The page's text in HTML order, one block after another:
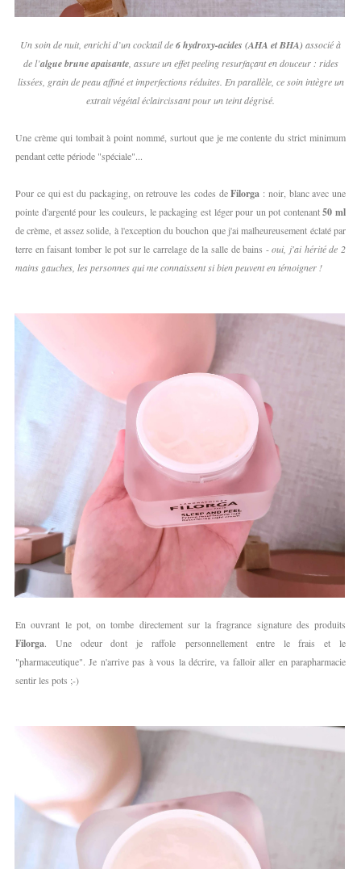
Un soin de nuit, enrichi d’un cocktail de6 hydroxy-acides (AHA et BHA)associé à
de l’algue brune apaisante, assure un effet peeling resurfaçant en douceur : rides
lissées, grain de peau affiné et imperfections réduites. En parallèle, ce soin intègre un
extrait végétal éclaircissant pour un teint dégrisé.
Une crème qui tombait à point nommé, surtout que je me contente du strict minimum
pendant cette période "spéciale"...
Pour ce qui est du packaging, on retrouve les codes deFilorga : noir, blanc avec une
pointe d'argenté pour les couleurs, le packaging est léger pour un pot contenant50 ml
de crème, et assez solide, à l'exception du bouchon que j'ai malheureusement éclaté par
terre en faisant tomber le pot sur le carrelage de la salle de bains -oui, j'ai hérité de 2
mains gauches, les personnes qui me connaissent si bien peuvent en témoigner !
En ouvrant le pot, on tombe directement sur la fragrance signature des produits
Filorga. Une odeur dont je raffole personnellement entre le frais et le
"pharmaceutique". Je n'arrive pas à vous la décrire, va falloir aller en parapharmacie
sentir les pots ;-)